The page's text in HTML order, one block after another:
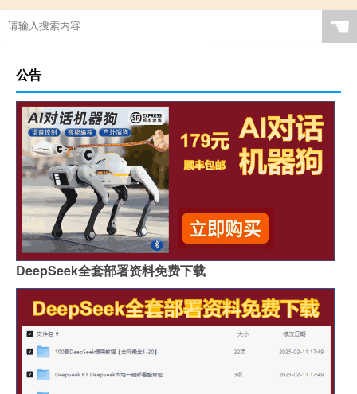
☚
公告
DeepSeek全套部署资料免费下载